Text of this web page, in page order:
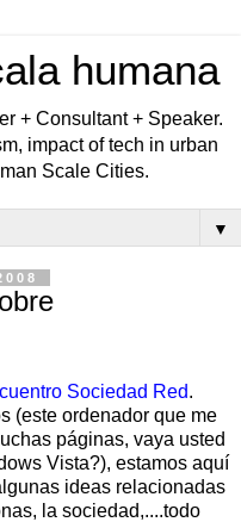
humana
+ Consultant + Speaker.
impact of tech in urban
Scale Cities.
▼
Sociedad Red.
(este ordenador que me
páginas, vaya usted
Vista?), estamos aquí
ideas relacionadas
la sociedad,....todo